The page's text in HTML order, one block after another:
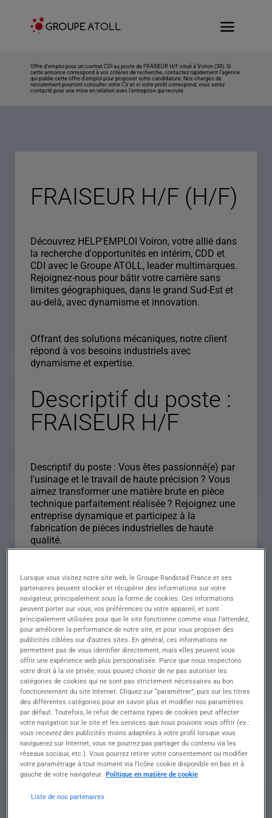
Offre d’emploi pour un contrat CDI au poste de FRAISEUR H/F situé à Voiron (38). Si
cette annonce correspond à vos critères de recherche, contactez rapidement l’agence
qui publie cette offre d’emploi pour proposer votre candidature. Nos chargés de
recrutement pourront consulter votre CV et si votre profil correspond, vous serez
contacté pour une mise en relation avec l’entreprise qui recrute.
FRAISEUR H/F (H/F)
Découvrez HELP'EMPLOI Voiron, votre allié dans
la recherche d'opportunités en intérim, CDD et
CDI avec le Groupe ATOLL, leader multimarques.
Rejoignez-nous pour bâtir votre carrière sans
limites géographiques, dans le grand Sud-Est et
au-delà, avec dynamisme et innovation.
Offrant des solutions mécaniques, notre client
répond à vos besoins industriels avec
dynamisme et expertise.
Descriptif du poste :
FRAISEUR H/F
Descriptif du poste : Vous êtes passionné(e) par
l'usinage et le travail de haute précision ? Vous
aimez transformer une matière brute en pièce
technique parfaitement réalisée ? Rejoignez une
entreprise dynamique et participez à la
fabrication de pièces industrielles de haute
qualité.
???? Vos missions
du processus de fabrication afin de garantir des
pièces conformes aux exigences techniques et de
qualité.
Vos principales missions seront :
✔️ Lire et interpréter les plans de fabrication afin
d'assurer une production précise
✔️ Préparer et découper les matériaux
nécessaires à la réalisation des pièces
✔️ Programmer, régler et ajuster les machines de
fraisage selon les spécifications techniques
✔️ Surveiller le bon déroulement du processus de
fabrication et intervenir en cas de besoin
✔️ Contrôler la qualité des pièces produites et
assurer leur conformité
✔️ Renseigner les documents techniques et fiches
de suivi de production
???? Votre rigueur, votre sens du détail et votre
sur ce poste.
Lorsque vous visitez notre site web, le Groupe Randstad France et ses
partenaires peuvent stocker et récupérer des informations sur votre
navigateur, principalement sous la forme de cookies. Ces informations
peuvent porter sur vous, vos préférences ou votre appareil, et sont
principalement utilisées pour que le site fonctionne comme vous l’attendez,
pour améliorer la performance de notre site, et pour vous proposer des
publicités ciblées sur d’autres sites. En général, ces informations ne
permettent pas de vous identifier directement, mais elles peuvent vous
offrir une expérience web plus personnalisée. Parce que nous respectons
votre droit à la vie privée, vous pouvez choisir de ne pas autoriser les
catégories de cookies qui ne sont pas strictement nécessaires au bon
fonctionnement du site Internet. Cliquez sur “paramétrer”, puis sur les titres
des différentes catégories pour en savoir plus et modifier nos paramètres
par défaut. Toutefois, le refus de certains types de cookies peut affecter
votre navigation sur le site et les services que nous pouvons vous offrir (ex :
vous recevrez des publicités moins adaptées à votre profil lorsque vous
naviguerez sur Internet, vous ne pourrez pas partager du contenu via les
réseaux sociaux, etc.). Vous pourrez retirer votre consentement ou modifier
votre paramétrage à tout moment via l’icône cookie disponible en bas et à
gauche de votre navigateur. Politique en matière de cookie
Liste de nos partenaires